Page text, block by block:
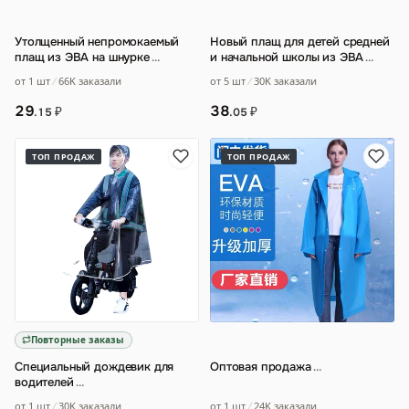
Утолщенный непромокаемый
плащ из ЭВА на шнурке…
от 1 шт 66K заказали
29.15 ₽
Новый плащ для детей средней
и начальной школы из ЭВА…
от 5 шт 30K заказали
38.05 ₽
ТОП ПРОДАЖ
Повторные заказы
Специальный дождевик для
водителей…
от 1 шт 30K заказали
ТОП ПРОДАЖ
Оптовая продажа…
от 1 шт 24K заказали